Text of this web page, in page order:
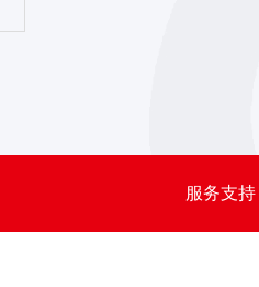
服务支持